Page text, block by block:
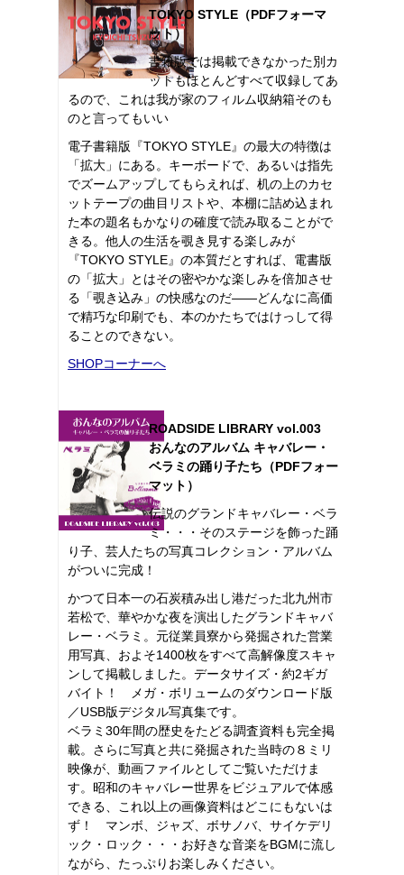
TOKYO STYLE（PDFフォーマ
ット）
書籍版では掲載できなかった別カ
ットもほとんどすべて収録してあ
るので、これは我が家のフィルム収納箱そのも
のと言ってもいい
電子書籍版『TOKYO STYLE』の最大の特徴は
「拡大」にある。キーボードで、あるいは指先
でズームアップしてもらえれば、机の上のカセ
ットテープの曲目リストや、本棚に詰め込まれ
た本の題名もかなりの確度で読み取ることがで
きる。他人の生活を覗き見する楽しみが
『TOKYO STYLE』の本質だとすれば、電書版
の「拡大」とはその密やかな楽しみを倍加させ
る「覗き込み」の快感なのだ――どんなに高価
で精巧な印刷でも、本のかたちではけっして得
ることのできない。
SHOPコーナーへ
ROADSIDE LIBRARY vol.003
おんなのアルバム キャバレー・
ベラミの踊り子たち（PDFフォー
マット）
伝説のグランドキャバレー・ベラ
ミ・・・そのステージを飾った踊
り子、芸人たちの写真コレクション・アルバム
がついに完成！
かつて日本一の石炭積み出し港だった北九州市
若松で、華やかな夜を演出したグランドキャバ
レー・ベラミ。元従業員寮から発掘された営業
用写真、およそ1400枚をすべて高解像度スキャ
ンして掲載しました。データサイズ・約2ギガ
バイト！ メガ・ボリュームのダウンロード版
／USB版デジタル写真集です。
ベラミ30年間の歴史をたどる調査資料も完全掲
載。さらに写真と共に発掘された当時の８ミリ
映像が、動画ファイルとしてご覧いただけま
す。昭和のキャバレー世界をビジュアルで体感
できる、これ以上の画像資料はどこにもないは
ず！ マンボ、ジャズ、ボサノバ、サイケデリ
ック・ロック・・・お好きな音楽をBGMに流し
ながら、たっぷりお楽しみください。